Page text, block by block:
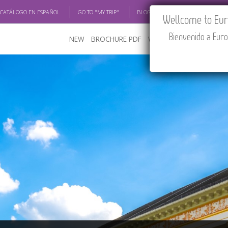
EN ESPAÑOL GO TO "MY TRIP" BLOG
NEW BROCHURE PDF WHERE TO BUY
Wellcome to
Bienvenido a